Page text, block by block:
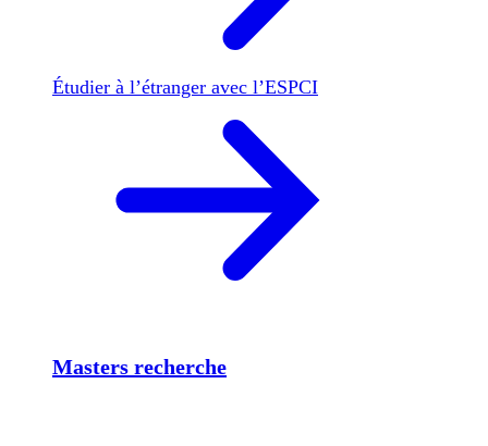
Étudier à l’étranger avec l’ESPCI
Masters recherche